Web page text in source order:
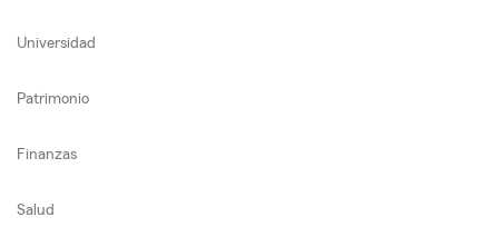
Universidad
Patrimonio
Finanzas
Salud